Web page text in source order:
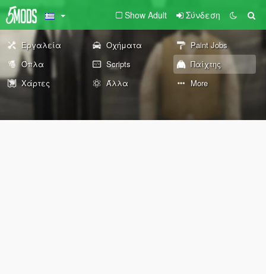
Show Adult Σύνδεση
Εργαλεία Οχήματα
Paint Jobs
Όπλα
Scripts
Παίχτης
Χάρτες
Άλλα More